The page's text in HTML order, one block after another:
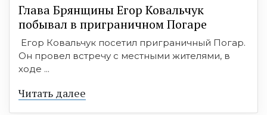
Глава Брянщины Егор Ковальчук
побывал в приграничном Погаре
Егор Ковальчук посетил приграничный Погар.
Он провел встречу с местными жителями, в
ходе ...
Читать далее